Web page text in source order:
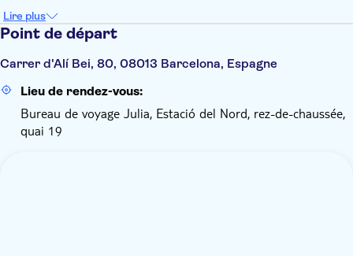
Lire plus
Point de départ
Carrer d'Alí Bei, 80, 08013 Barcelona, Espagne
Lieu de rendez-vous:
Bureau de voyage Julia, Estació del Nord, rez-de-chaussée,
quai 19